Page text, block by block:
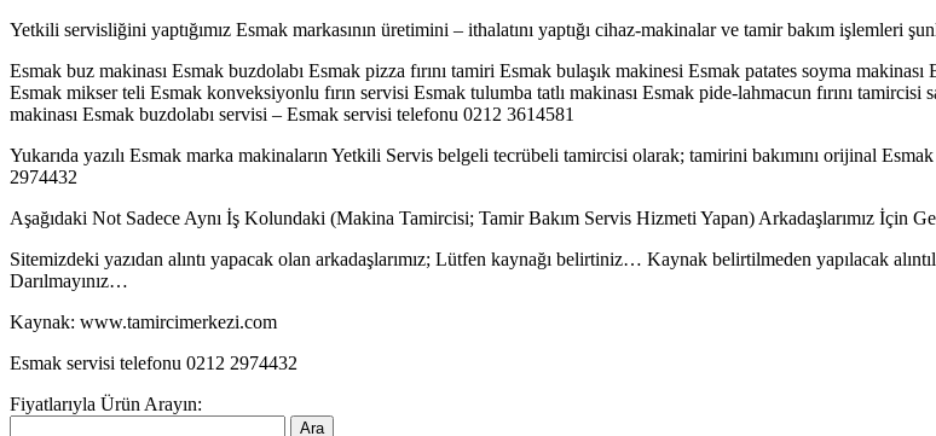
Yetkili servisliğini yaptığımız Esmak markasının üretimini – ithalatını yaptığı cihaz-makinalar ve tamir bakım işlemleri
Esmak buz makinası Esmak buzdolabı Esmak pizza fırını tamiri Esmak bulaşık makinesi Esmak patates soyma
Esmak mikser teli Esmak konveksiyonlu fırın servisi Esmak tulumba tatlı makinası Esmak pide-lahmacun fırını tamircisi
makinası Esmak buzdolabı servisi – Esmak servisi telefonu 0212 3614581
Yukarıda yazılı Esmak marka makinaların Yetkili Servis belgeli tecrübeli tamircisi olarak; tamirini bakımını orijinal
2974432
Aşağıdaki Not Sadece Aynı İş Kolundaki (Makina Tamircisi; Tamir Bakım Servis Hizmeti Yapan) Arkadaşlarımız İçin
Sitemizdeki yazıdan alıntı yapacak olan arkadaşlarımız; Lütfen kaynağı belirtiniz… Kaynak belirtilmeden yapılacak
Darılmayınız…
Kaynak: www.tamircimerkezi.com
Esmak servisi telefonu 0212 2974432
Fiyatlarıyla Ürün Arayın: